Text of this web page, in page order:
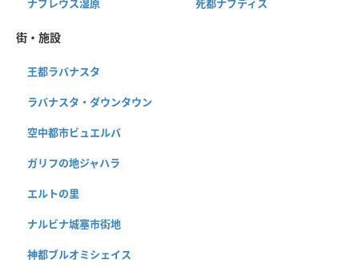
ナブレウス湿原 死都ナブディス
街・施設
王都ラバナスタ
ラバナスタ・ダウンタウン
空中都市ビュエルバ
ガリフの地ジャハラ
エルトの里
ナルビナ城塞市街地
神都ブルオミシェイス